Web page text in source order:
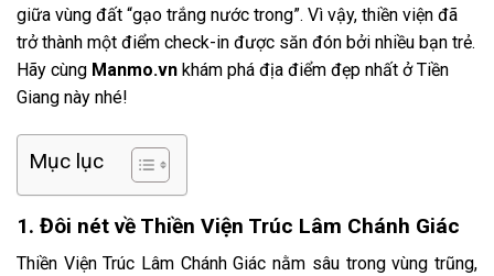
giữa vùng đất “gạo trắng nước trong”. Vì vậy, thiền viện đã
trở thành một điểm check-in được săn đón bởi nhiều bạn trẻ.
Hãy cùng Manmo.vn khám phá địa điểm đẹp nhất ở Tiền
Giang này nhé!
Mục lục
1. Đôi nét về Thiền Viện Trúc Lâm Chánh Giác
Thiền Viện Trúc Lâm Chánh Giác nằm sâu trong vùng trũng,